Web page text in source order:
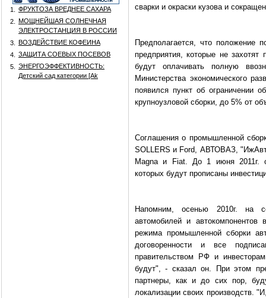
1.
ФРУКТОЗА ВРЕДНЕЕ САХАРА
2.
МОЩНЕЙШАЯ СОЛНЕЧНАЯ
ЭЛЕКТРОСТАНЦИЯ В РОССИИ
3.
ВОЗДЕЙСТВИЕ КОФЕИНА
4.
ЗАЩИТА СОЕВЫХ ПОСЕВОВ
5.
ЭНЕРГОЭФФЕКТИВНОСТЬ:
Детский сад категории [Аk
сварки и окраски кузова и
Предполагается, что положение
предприятия, которые не
будут оплачивать полную
Министерства экономического
появился пункт об ограничении
крупноузловой сборки, до 5% от
Соглашения о промышленной
SOLLERS и Ford, АВТОВАЗ,
Magna и Fiat. До 1 июня 2011г.
которых будут прописаны
Напомним, осенью 2010г. на
автомобилей и
режима промышленной сборки
договоренности и все
правительством РФ и
будут", - сказал он. При этом
партнеры, как и до сих пор,
локализации своих производств.